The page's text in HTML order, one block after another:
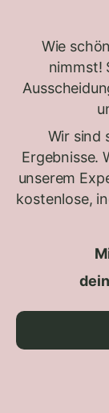
Wie
nimmst!
Wir sind
Ergebnisse.
unserem
kostenlose,